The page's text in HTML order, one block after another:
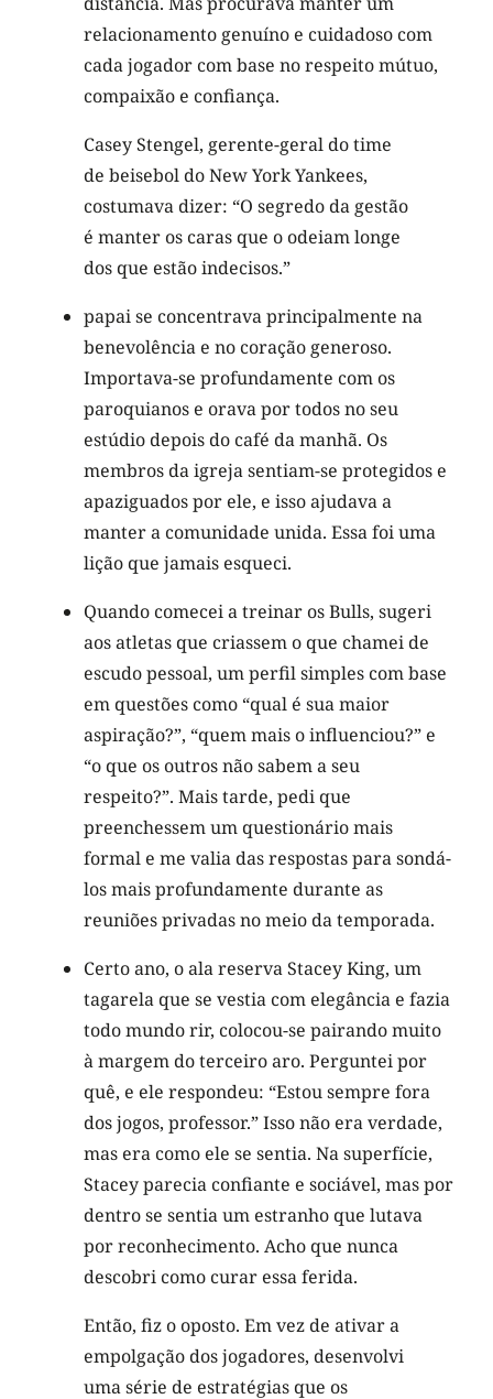
relacionamento genuíno e cuidadoso com
cada jogador com base no respeito mútuo,
compaixão e confiança.
Casey Stengel, gerente-geral do time
de beisebol do New York Yankees,
costumava dizer: “O segredo da gestão
é manter os caras que o odeiam longe
dos que estão indecisos.”
papai se concentrava principalmente na
benevolência e no coração generoso.
Importava-se profundamente com os
paroquianos e orava por todos no seu
estúdio depois do café da manhã. Os
membros da igreja sentiam-se protegidos e
apaziguados por ele, e isso ajudava a
manter a comunidade unida. Essa foi uma
lição que jamais esqueci.
Quando comecei a treinar os Bulls, sugeri
aos atletas que criassem o que chamei de
escudo pessoal, um perfil simples com base
em questões como “qual é sua maior
aspiração?”, “quem mais o influenciou?” e
“o que os outros não sabem a seu
respeito?”. Mais tarde, pedi que
preenchessem um questionário mais
formal e me valia das respostas para sondá-
los mais profundamente durante as
reuniões privadas no meio da temporada.
Certo ano, o ala reserva Stacey King, um
tagarela que se vestia com elegância e fazia
todo mundo rir, colocou-se pairando muito
à margem do terceiro aro. Perguntei por
quê, e ele respondeu: “Estou sempre fora
dos jogos, professor.” Isso não era verdade,
mas era como ele se sentia. Na superfície,
Stacey parecia confiante e sociável, mas por
dentro se sentia um estranho que lutava
por reconhecimento. Acho que nunca
descobri como curar essa ferida.
Então, fiz o oposto. Em vez de ativar a
empolgação dos jogadores, desenvolvi
uma série de estratégias que os